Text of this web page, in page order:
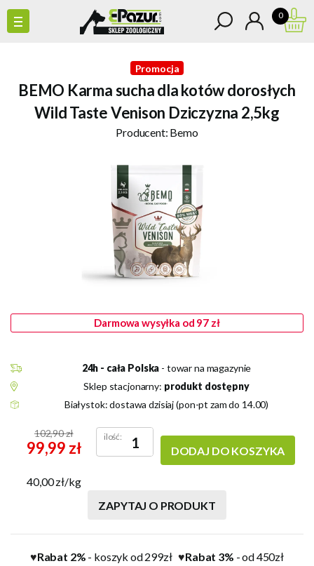
0
Promocja
BEMO Karma sucha dla kotów dorosłych
Wild Taste Venison Dziczyzna 2,5kg
Producent: Bemo
Darmowa wysyłka od 97 zł
24h - cała Polska - towar na magazynie
Sklep stacjonarny: produkt dostępny
Białystok: dostawa dzisiaj (pon-pt zam do 14.00)
102,90 zł
99,99 zł
40,00 zł/kg
ilość:
DODAJ DO KOSZYKA
ZAPYTAJ O PRODUKT
♥Rabat 2% - koszyk od 299zł♥Rabat 3% - od 450zł